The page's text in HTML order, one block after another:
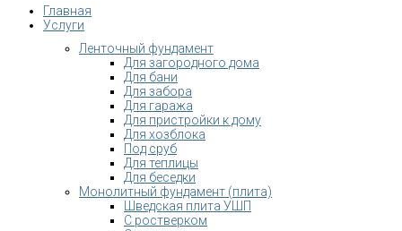
Главная
Услуги
Ленточный фундамент
Для загородного дома
Для бани
Для забора
Для гаража
Для пристройки к дому
Для хозблока
Под сруб
Для теплицы
Для беседки
Монолитный фундамент (плита)
Шведская плита УШП
С ростверком